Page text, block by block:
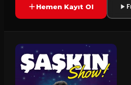
Hemen Kayıt Ol